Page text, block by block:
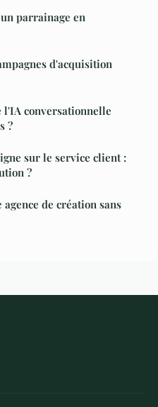
parrainage en
d'acquisition
conversationnelle
?
sur le service client :
?
de création sans